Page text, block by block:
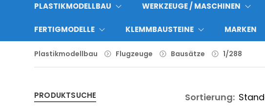
PLASTIKMODELLBAU WERKZEUGE / MASCHINEN
FERTIGMODELLE KLEMMBAUSTEINE MARKEN
Plastikmodellbau Flugzeuge Bausätze 1/288
PRODUKTSUCHE Sortierung: